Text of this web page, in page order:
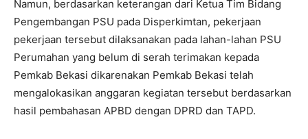
Namun, berdasarkan keterangan dari Ketua Tim Bidang
Pengembangan PSU pada Disperkimtan, pekerjaan
pekerjaan tersebut dilaksanakan pada lahan-lahan PSU
Perumahan yang belum di serah terimakan kepada
Pemkab Bekasi dikarenakan Pemkab Bekasi telah
mengalokasikan anggaran kegiatan tersebut berdasarkan
hasil pembahasan APBD dengan DPRD dan TAPD.